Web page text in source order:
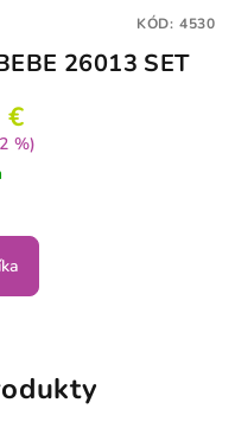
26013 SET
€
%)
KÓD: 4530